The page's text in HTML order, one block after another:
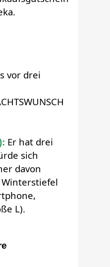
vor drei
Er hat drei
sich
davon
L).